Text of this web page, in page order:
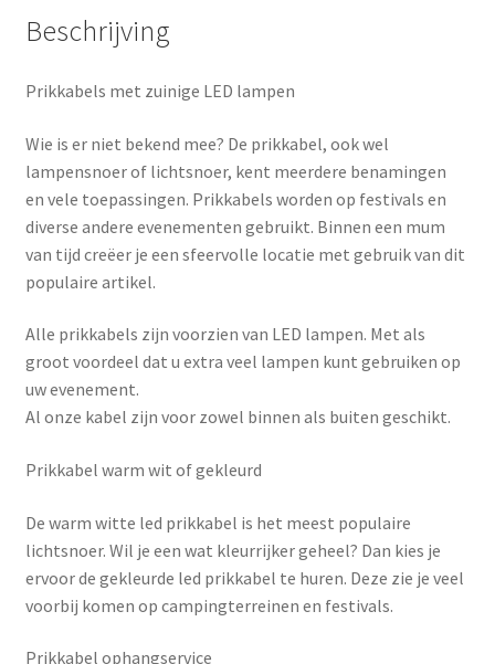
Beschrijving
Prikkabels met zuinige LED lampen
Wie is er niet bekend mee? De prikkabel, ook wel
lampensnoer of lichtsnoer, kent meerdere benamingen
en vele toepassingen. Prikkabels worden op festivals en
diverse andere evenementen gebruikt. Binnen een mum
van tijd creëer je een sfeervolle locatie met gebruik van dit
populaire artikel.
Alle prikkabels zijn voorzien van LED lampen. Met als
groot voordeel dat u extra veel lampen kunt gebruiken op
uw evenement.
Al onze kabel zijn voor zowel binnen als buiten geschikt.
Prikkabel warm wit of gekleurd
De warm witte led prikkabel is het meest populaire
lichtsnoer. Wil je een wat kleurrijker geheel? Dan kies je
ervoor de gekleurde led prikkabel te huren. Deze zie je veel
voorbij komen op campingterreinen en festivals.
Prikkabel ophangservice